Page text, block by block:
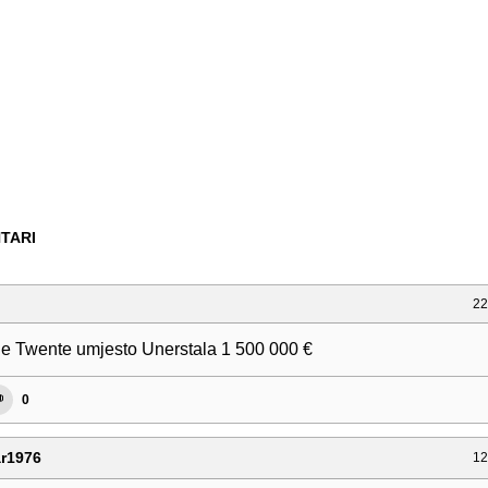
Twente umjesto Unerstala 1 500 000 €
0